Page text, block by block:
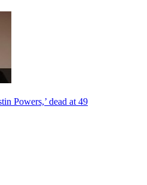
Powers,’ dead at 49